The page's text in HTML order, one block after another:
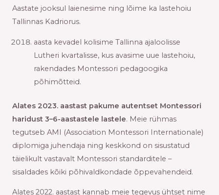
Aastate jooksul laienesime ning lõime ka lastehoiu
Tallinnas Kadriorus.
aasta kevadel kolisime Tallinna ajaloolisse
Lutheri kvartalisse, kus avasime uue lastehoiu,
rakendades Montessori pedagoogika
põhimõtteid.
Alates 2023. aastast pakume autentset Montessori
haridust 3–6-aastastele lastele. Meie rühmas
tegutseb AMI (Association Montessori Internationale)
diplomiga juhendaja ning keskkond on sisustatud
täielikult vastavalt Montessori standarditele –
sisaldades kõiki põhivaldkondade õppevahendeid.
Alates 2022. aastast kannab meie tegevus ühtset nime